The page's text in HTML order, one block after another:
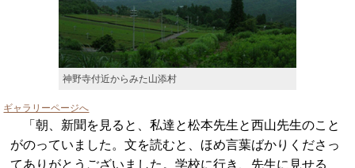
神野寺付近からみた山添村
ギャラリーページへ
「朝、新聞を見ると、私達と松本先生と西山先生のこと
がのっていました。文を読むと、ほめ言葉ばかりくださっ
てありがとうございました。学校に行き、先生に見せる